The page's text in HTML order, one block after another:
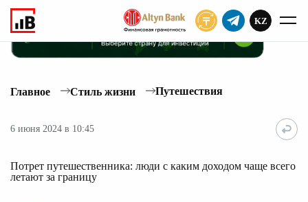
KZ
Главное Стиль жизни Путешествия
6 июня 2024 в 10:45
Потрет путешественника: люди с каким доходом чаще всего
летают за границу